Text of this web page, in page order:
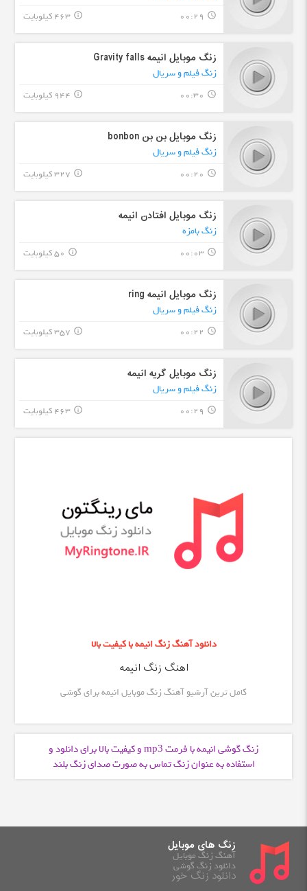
query_builder
00:29 463 کیلوبایت info_outline
زنگ موبایل انیمه Gravity falls
زنگ فیلم و سریال
query_builder
00:30 944 کیلوبایت info_outline
زنگ موبایل بن بن bonbon
زنگ فیلم و سریال
query_builder
00:20 327 کیلوبایت info_outline
زنگ موبایل افتادن انیمه
زنگ بامزه
query_builder
00:03 50 کیلوبایت info_outline
زنگ موبایل انیمه ring
زنگ فیلم و سریال
query_builder
00:22 357 کیلوبایت info_outline
زنگ موبایل گریه انیمه
زنگ فیلم و سریال
query_builder
00:29 463 کیلوبایت info_outline
دانلود آهنگ زنگ انیمه با کیفیت بالا
اهنگ زنگ انیمه
کامل ترین آرشیو آهنگ زنگ موبایل انیمه برای گوشی
زنگ گوشی انیمه با فرمت mp3 و کیفیت بالا برای دانلود و
استفاده به عنوان زنگ تماس به صورت صدای زنگ بلند
زنگ های موبایل
آهنگ زنگ موبایل
دانلود زنگ گوشی
دانلود زنگ خور